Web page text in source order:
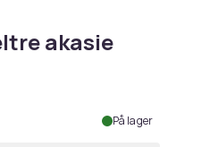
akasie
På lager